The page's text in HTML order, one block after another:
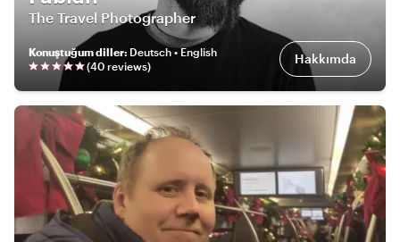
The Travel Photographer
Konuştuğum diller: Deutsch • English
(40 reviews) Hakkımda